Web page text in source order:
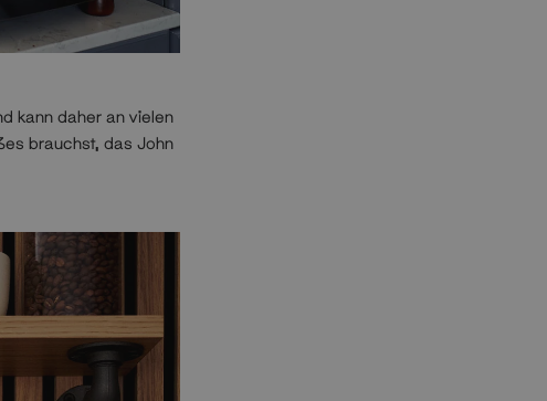
kann daher an vielen
brauchst, das John